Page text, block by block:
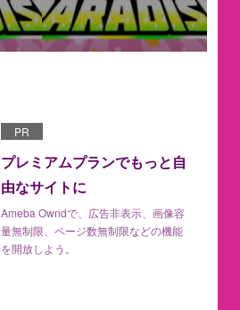
PR
プレミアムプランでもっと自
由なサイトに
Ameba Owndで、広告非表示、画像容
量無制限、ページ数無制限などの機能
を開放しよう。